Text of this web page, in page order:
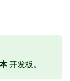
开发板。